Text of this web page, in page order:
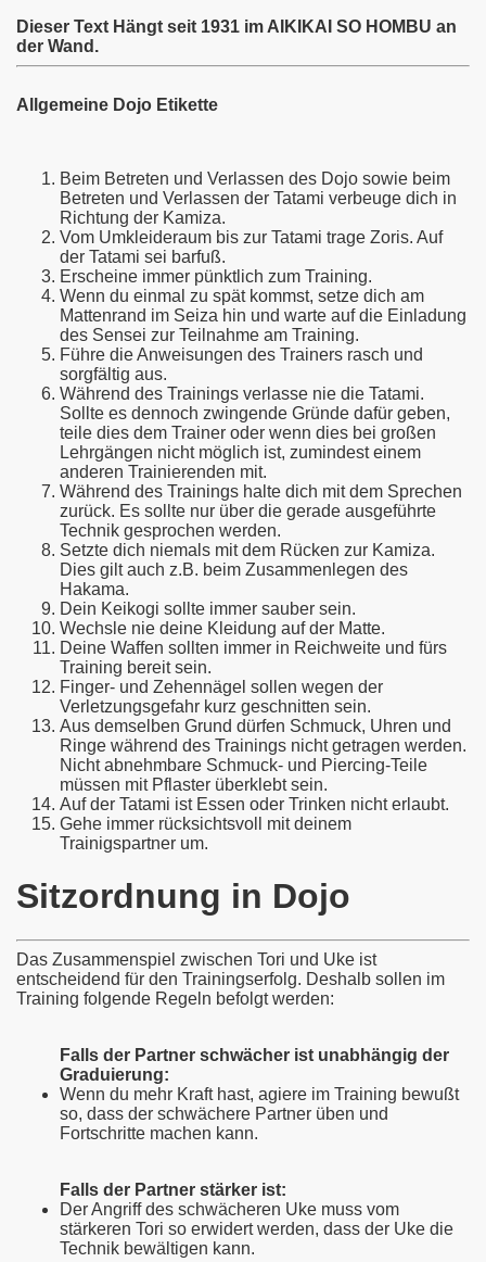
Dieser Text Hängt seit 1931 im AIKIKAI SO HOMBU an
der Wand.
Allgemeine Dojo Etikette
Beim Betreten und Verlassen des Dojo sowie beim
Betreten und Verlassen der Tatami verbeuge dich in
Richtung der Kamiza.
Vom Umkleideraum bis zur Tatami trage Zoris. Auf
der Tatami sei barfuß.
Erscheine immer pünktlich zum Training.
Wenn du einmal zu spät kommst, setze dich am
Mattenrand im Seiza hin und warte auf die Einladung
des Sensei zur Teilnahme am Training.
Führe die Anweisungen des Trainers rasch und
sorgfältig aus.
Während des Trainings verlasse nie die Tatami.
Sollte es dennoch zwingende Gründe dafür geben,
teile dies dem Trainer oder wenn dies bei großen
Lehrgängen nicht möglich ist, zumindest einem
anderen Trainierenden mit.
Während des Trainings halte dich mit dem Sprechen
zurück. Es sollte nur über die gerade ausgeführte
Technik gesprochen werden.
Setzte dich niemals mit dem Rücken zur Kamiza.
Dies gilt auch z.B. beim Zusammenlegen des
Hakama.
Dein Keikogi sollte immer sauber sein.
Wechsle nie deine Kleidung auf der Matte.
Deine Waffen sollten immer in Reichweite und fürs
Training bereit sein.
Finger- und Zehennägel sollen wegen der
Verletzungsgefahr kurz geschnitten sein.
Aus demselben Grund dürfen Schmuck, Uhren und
Ringe während des Trainings nicht getragen werden.
Nicht abnehmbare Schmuck- und Piercing-Teile
müssen mit Pflaster überklebt sein.
Auf der Tatami ist Essen oder Trinken nicht erlaubt.
Gehe immer rücksichtsvoll mit deinem
Trainigspartner um.
Sitzordnung in Dojo
Das Zusammenspiel zwischen Tori und Uke ist
entscheidend für den Trainingserfolg. Deshalb sollen im
Training folgende Regeln befolgt werden:
Falls der Partner schwächer ist unabhängig der
Graduierung:
Wenn du mehr Kraft hast, agiere im Training bewußt
so, dass der schwächere Partner üben und
Fortschritte machen kann.
Falls der Partner stärker ist:
Der Angriff des schwächeren Uke muss vom
stärkeren Tori so erwidert werden, dass der Uke die
Technik bewältigen kann.